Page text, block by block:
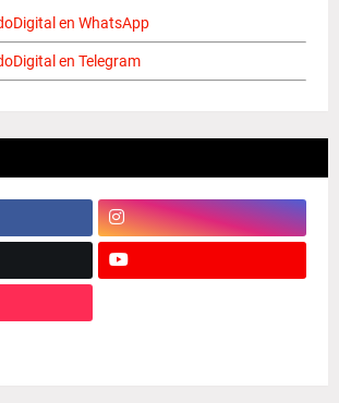
en WhatsApp
en Telegram